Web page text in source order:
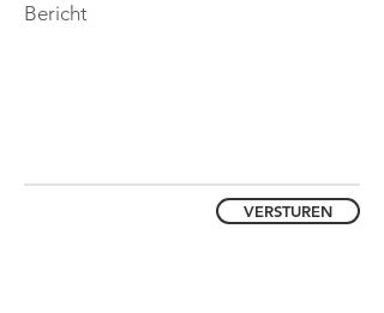
Bericht
VERSTUREN